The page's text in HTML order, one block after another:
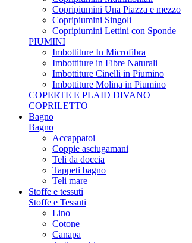
Copripiumini Una Piazza e mezzo
Copripiumini Singoli
Copripiumini Lettini con Sponde
PIUMINI
Imbottiture In Microfibra
Imbottiture in Fibre Naturali
Imbottiture Cinelli in Piumino
Imbottiture Molina in Piumino
COPERTE E PLAID DIVANO
COPRILETTO
Bagno
Bagno
Accappatoi
Coppie asciugamani
Teli da doccia
Tappeti bagno
Teli mare
Stoffe e tessuti
Stoffe e Tessuti
Lino
Cotone
Canapa